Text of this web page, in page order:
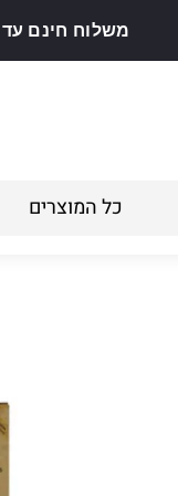
משלוח חינם עד
כל המוצרים